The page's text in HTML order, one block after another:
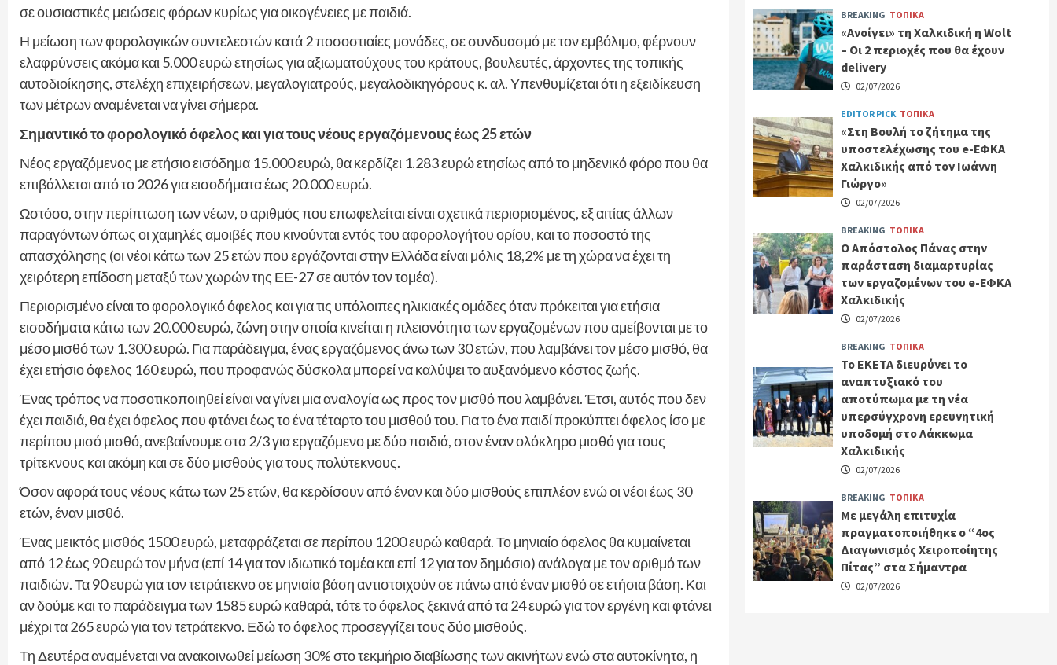
σε ουσιαστικές μειώσεις φόρων κυρίως για οικογένειες με παιδιά.
Η μείωση των φορολογικών συντελεστών κατά 2 ποσοστιαίες μονάδες, σε συνδυασμό με τον εμβόλιμο, φέρνουν
ελαφρύνσεις ακόμα και 5.000 ευρώ ετησίως για αξιωματούχους του κράτους, βουλευτές, άρχοντες της τοπικής
αυτοδιοίκησης, στελέχη επιχειρήσεων, μεγαλογιατρούς, μεγαλοδικηγόρους κ. αλ. Υπενθυμίζεται ότι η εξειδίκευση
των μέτρων αναμένεται να γίνει σήμερα.
Σημαντικό το φορολογικό όφελος και για τους νέους εργαζόμενους έως 25 ετών
Νέος εργαζόμενος με ετήσιο εισόδημα 15.000 ευρώ, θα κερδίζει 1.283 ευρώ ετησίως από το μηδενικό φόρο που θα
επιβάλλεται από το 2026 για εισοδήματα έως 20.000 ευρώ.
Ωστόσο, στην περίπτωση των νέων, ο αριθμός που επωφελείται είναι σχετικά περιορισμένος, εξ αιτίας άλλων
παραγόντων όπως οι χαμηλές αμοιβές που κινούνται εντός του αφορολογήτου ορίου, και το ποσοστό της
απασχόλησης (οι νέοι κάτω των 25 ετών που εργάζονται στην Ελλάδα είναι μόλις 18,2% με τη χώρα να έχει τη
χειρότερη επίδοση μεταξύ των χωρών της ΕΕ-27 σε αυτόν τον τομέα).
Περιορισμένο είναι το φορολογικό όφελος και για τις υπόλοιπες ηλικιακές ομάδες όταν πρόκειται για ετήσια
εισοδήματα κάτω των 20.000 ευρώ, ζώνη στην οποία κινείται η πλειονότητα των εργαζομένων που αμείβονται με το
μέσο μισθό των 1.300 ευρώ. Για παράδειγμα, ένας εργαζόμενος άνω των 30 ετών, που λαμβάνει τον μέσο μισθό, θα
έχει ετήσιο όφελος 160 ευρώ, που προφανώς δύσκολα μπορεί να καλύψει το αυξανόμενο κόστος ζωής.
Ένας τρόπος να ποσοτικοποιηθεί είναι να γίνει μια αναλογία ως προς τον μισθό που λαμβάνει. Έτσι, αυτός που δεν
έχει παιδιά, θα έχει όφελος που φτάνει έως το ένα τέταρτο του μισθού του. Για το ένα παιδί προκύπτει όφελος ίσο με
περίπου μισό μισθό, ανεβαίνουμε στα 2/3 για εργαζόμενο με δύο παιδιά, στον έναν ολόκληρο μισθό για τους
τρίτεκνους και ακόμη και σε δύο μισθούς για τους πολύτεκνους.
Όσον αφορά τους νέους κάτω των 25 ετών, θα κερδίσουν από έναν και δύο μισθούς επιπλέον ενώ οι νέοι έως 30
ετών, έναν μισθό.
Ένας μεικτός μισθός 1500 ευρώ, μεταφράζεται σε περίπου 1200 ευρώ καθαρά. Το μηνιαίο όφελος θα κυμαίνεται
από 12 έως 90 ευρώ τον μήνα (επί 14 για τον ιδιωτικό τομέα και επί 12 για τον δημόσιο) ανάλογα με τον αριθμό των
παιδιών. Τα 90 ευρώ για τον τετράτεκνο σε μηνιαία βάση αντιστοιχούν σε πάνω από έναν μισθό σε ετήσια βάση. Και
αν δούμε και το παράδειγμα των 1585 ευρώ καθαρά, τότε το όφελος ξεκινά από τα 24 ευρώ για τον εργένη και φτάνει
μέχρι τα 265 ευρώ για τον τετράτεκνο. Εδώ το όφελος προσεγγίζει τους δύο μισθούς.
Τη Δευτέρα αναμένεται να ανακοινωθεί μείωση 30% στο τεκμήριο διαβίωσης των ακινήτων ενώ στα αυτοκίνητα, η
BREAKING ΤΟΠΙΚΑ
«Ανοίγει» τη Χαλκιδική η Wolt
– Οι 2 περιοχές που θα έχουν
delivery
02/07/2026
EDITOR PICK ΤΟΠΙΚΑ
«Στη Βουλή το ζήτημα της
υποστελέχωσης του e-ΕΦΚΑ
Χαλκιδικής από τον Ιωάννη
Γιώργο»
02/07/2026
BREAKING ΤΟΠΙΚΑ
Ο Απόστολος Πάνας στην
παράσταση διαμαρτυρίας
των εργαζομένων του e-ΕΦΚΑ
Χαλκιδικής
02/07/2026
BREAKING ΤΟΠΙΚΑ
Το ΕΚΕΤΑ διευρύνει το
αναπτυξιακό του
αποτύπωμα με τη νέα
υπερσύγχρονη ερευνητική
υποδομή στο Λάκκωμα
Χαλκιδικής
02/07/2026
BREAKING ΤΟΠΙΚΑ
Με μεγάλη επιτυχία
πραγματοποιήθηκε ο “4ος
Διαγωνισμός Χειροποίητης
Πίτας” στα Σήμαντρα
02/07/2026